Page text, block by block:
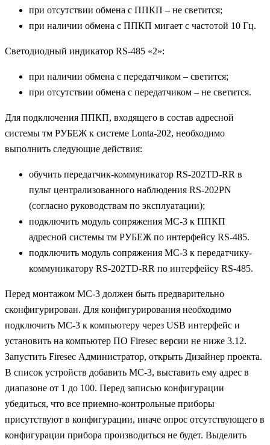
при отсутствии обмена с ППКП – не светится;
при наличии обмена с ППКП мигает с частотой 10 Гц.
Светодиодный индикатор RS-485 «2»:
при наличии обмена с передатчиком – светится;
при отсутствии обмена с передатчиком – не светится.
Для подключения ППКП, входящего в состав адресной
системы тм РУБЕЖ к системе Lonta-202, необходимо
выполнить следующие действия:
обучить передатчик-коммуникатор RS-202TD-RR в
пульт централизованного наблюдения RS-202PN
(согласно руководствам по эксплуатации);
подключить модуль сопряжения МС-3 к ППКП
адресной системы тм РУБЕЖ по интерфейсу RS-485.
подключить модуль сопряжения МС-3 к передатчику-
коммуникатору RS-202TD-RR по интерфейсу RS-485.
Перед монтажом МС-3 должен быть предварительно
сконфигурирован. Для конфигурирования необходимо
подключить МС-3 к компьютеру через USB интерфейс и
установить на компьютер ПО Firesec версии не ниже 3.12.
Запустить Firesec Администратор, открыть Дизайнер проекта.
В список устройств добавить МС-3, выставить ему адрес в
диапазоне от 1 до 100. Перед записью конфигурации
убедиться, что все приемно-контрольные приборы
присутствуют в конфигурации, иначе опрос отсутствующего в
конфигурации прибора производиться не будет. Выделить